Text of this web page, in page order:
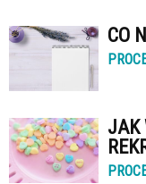
CO
JAK